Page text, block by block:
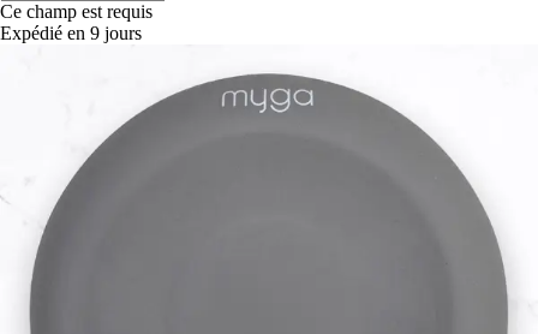
Ce champ est requis
Expédié en 9 jours